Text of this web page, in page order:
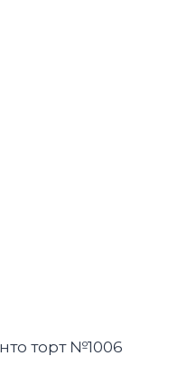
торт №1006